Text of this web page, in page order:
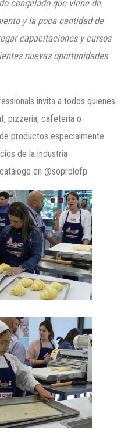
congelado que viene de
y la poca cantidad de
capacitaciones y cursos
nuevas oportunidades
invita a todos quienes
pizzería, cafetería o
productos especialmente
de la industria
en @soprolefp